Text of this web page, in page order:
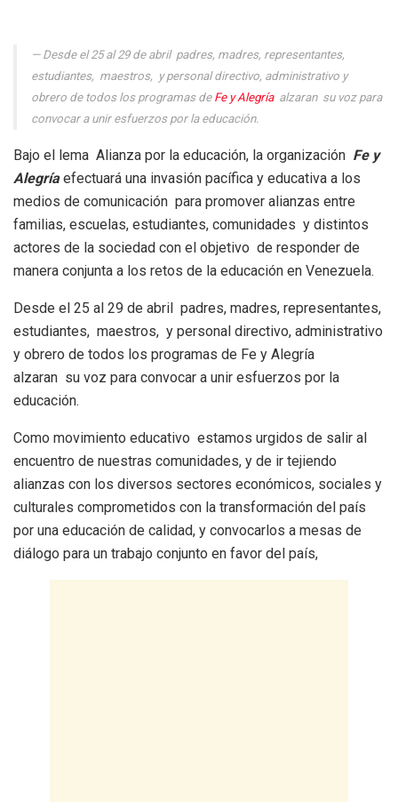
Desde el 25 al 29 de abril padres, madres, representantes,
estudiantes, maestros, y personal directivo, administrativo y
obrero de todos los programas de Fe y Alegríaalzaran su voz para
convocar a unir esfuerzos por la educación.
Bajo el lema Alianza por la educación, la organización Fe y
Alegríaefectuará una invasión pacífica y educativa a los
medios de comunicación para promover alianzas entre
familias, escuelas, estudiantes, comunidades y distintos
actores de la sociedad con el objetivo de responder de
manera conjunta a los retos de la educación en Venezuela.
Desde el 25 al 29 de abril padres, madres, representantes,
estudiantes, maestros, y personal directivo, administrativo
y obrero de todos los programas de Fe y Alegría
alzaran su voz para convocar a unir esfuerzos por la
educación.
Como movimiento educativo estamos urgidos de salir al
encuentro de nuestras comunidades, y de ir tejiendo
alianzas con los diversos sectores económicos, sociales y
culturales comprometidos con la transformación del país
por una educación de calidad, y convocarlos a mesas de
diálogo para un trabajo conjunto en favor del país,